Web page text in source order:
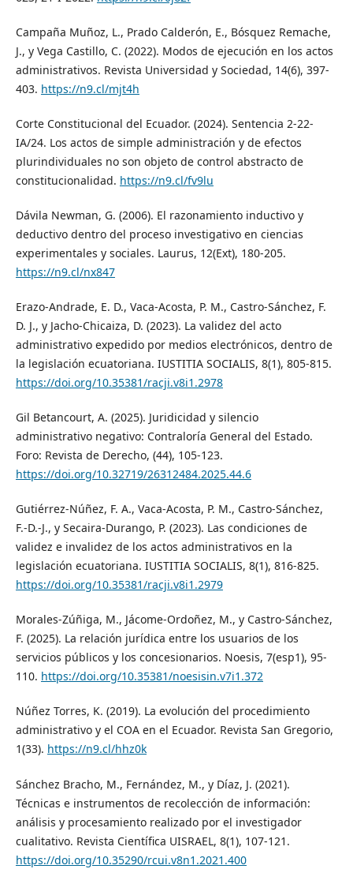
Campaña Muñoz, L., Prado Calderón, E., Bósquez Remache,
J., y Vega Castillo, C. (2022). Modos de ejecución en los actos
administrativos. Revista Universidad y Sociedad, 14(6), 397-
403. https://n9.cl/mjt4h
Corte Constitucional del Ecuador. (2024). Sentencia 2-22-
IA/24. Los actos de simple administración y de efectos
plurindividuales no son objeto de control abstracto de
constitucionalidad. https://n9.cl/fv9lu
Dávila Newman, G. (2006). El razonamiento inductivo y
deductivo dentro del proceso investigativo en ciencias
experimentales y sociales. Laurus, 12(Ext), 180-205.
https://n9.cl/nx847
Erazo-Andrade, E. D., Vaca-Acosta, P. M., Castro-Sánchez, F.
D. J., y Jacho-Chicaiza, D. (2023). La validez del acto
administrativo expedido por medios electrónicos, dentro de
la legislación ecuatoriana. IUSTITIA SOCIALIS, 8(1), 805-815.
https://doi.org/10.35381/racji.v8i1.2978
Gil Betancourt, A. (2025). Juridicidad y silencio
administrativo negativo: Contraloría General del Estado.
Foro: Revista de Derecho, (44), 105-123.
https://doi.org/10.32719/26312484.2025.44.6
Gutiérrez-Núñez, F. A., Vaca-Acosta, P. M., Castro-Sánchez,
F.-D.-J., y Secaira-Durango, P. (2023). Las condiciones de
validez e invalidez de los actos administrativos en la
legislación ecuatoriana. IUSTITIA SOCIALIS, 8(1), 816-825.
https://doi.org/10.35381/racji.v8i1.2979
Morales-Zúñiga, M., Jácome-Ordoñez, M., y Castro-Sánchez,
F. (2025). La relación jurídica entre los usuarios de los
servicios públicos y los concesionarios. Noesis, 7(esp1), 95-
110. https://doi.org/10.35381/noesisin.v7i1.372
Núñez Torres, K. (2019). La evolución del procedimiento
administrativo y el COA en el Ecuador. Revista San Gregorio,
1(33). https://n9.cl/hhz0k
Sánchez Bracho, M., Fernández, M., y Díaz, J. (2021).
Técnicas e instrumentos de recolección de información:
análisis y procesamiento realizado por el investigador
cualitativo. Revista Científica UISRAEL, 8(1), 107-121.
https://doi.org/10.35290/rcui.v8n1.2021.400